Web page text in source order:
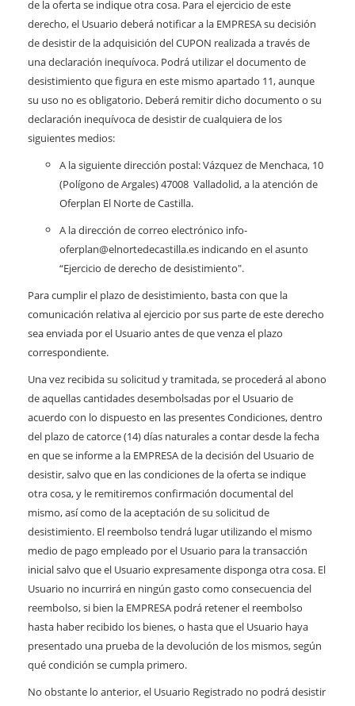
de la oferta se indique otra cosa. Para el ejercicio de este
derecho, el Usuario deberá notificar a la EMPRESA su decisión
de desistir de la adquisición del CUPON realizada a través de
una declaración inequívoca. Podrá utilizar el documento de
desistimiento que figura en este mismo apartado 11, aunque
su uso no es obligatorio. Deberá remitir dicho documento o su
declaración inequívoca de desistir de cualquiera de los
siguientes medios:
A la siguiente dirección postal: Vázquez de Menchaca, 10
(Polígono de Argales) 47008 Valladolid, a la atención de
Oferplan El Norte de Castilla.
A la dirección de correo electrónico info-
oferplan@elnortedecastilla.es indicando en el asunto
“Ejercicio de derecho de desistimiento".
Para cumplir el plazo de desistimiento, basta con que la
comunicación relativa al ejercicio por sus parte de este derecho
sea enviada por el Usuario antes de que venza el plazo
correspondiente.
Una vez recibida su solicitud y tramitada, se procederá al abono
de aquellas cantidades desembolsadas por el Usuario de
acuerdo con lo dispuesto en las presentes Condiciones, dentro
del plazo de catorce (14) días naturales a contar desde la fecha
en que se informe a la EMPRESA de la decisión del Usuario de
desistir, salvo que en las condiciones de la oferta se indique
otra cosa, y le remitiremos confirmación documental del
mismo, así como de la aceptación de su solicitud de
desistimiento. El reembolso tendrá lugar utilizando el mismo
medio de pago empleado por el Usuario para la transacción
inicial salvo que el Usuario expresamente disponga otra cosa. El
Usuario no incurrirá en ningún gasto como consecuencia del
reembolso, si bien la EMPRESA podrá retener el reembolso
hasta haber recibido los bienes, o hasta que el Usuario haya
presentado una prueba de la devolución de los mismos, según
qué condición se cumpla primero.
No obstante lo anterior, el Usuario Registrado no podrá desistir